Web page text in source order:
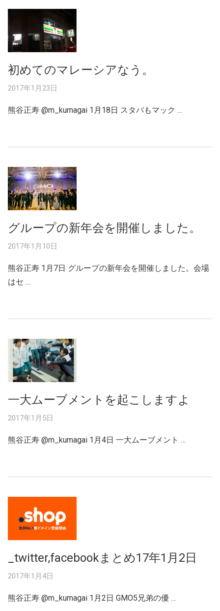
初めてのマレーシアなう。
2017年1月23日
熊谷正寿 ‏@m_kumagai 1月18日 スタバもマック …
グループの新年会を開催しました。
2017年1月10日
熊谷正寿 1月7日 グループの新年会を開催しました。会場
はセ …
一大ムーブメントを起こしますよ
2017年1月5日
熊谷正寿 ‏@m_kumagai 1月4日 一大ムーブメント …
_twitter,facebookまとめ17年1月2日
2017年1月4日
熊谷正寿 ‏@m_kumagai 1月2日 GMO5兄弟の優 …